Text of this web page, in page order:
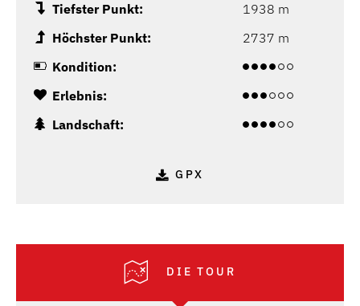
Tiefster Punkt:
1938 m
Höchster Punkt:
2737 m
Kondition:
Erlebnis:
Landschaft:
GPX
DIE TOUR